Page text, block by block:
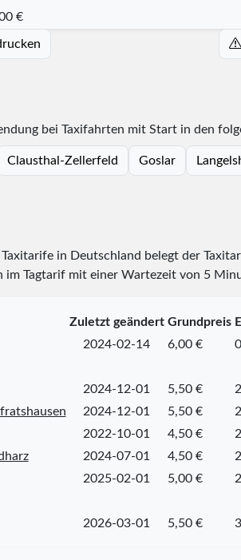
€
bei Taxifahrten mit Start in den
Clausthal-Zellerfeld Goslar
in Deutschland belegt der
im Tagtarif mit einer Wartezeit von 5
Zuletzt geändert Grundpreis
2024-02-14 6,00 €
2024-12-01 5,50 €
2024-12-01 5,50 €
2022-10-01 4,50 €
2024-07-01 4,50 €
2025-02-01 5,00 €
2026-03-01 5,50 €